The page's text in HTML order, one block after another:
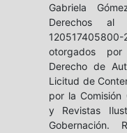
Gabriela
Derechos al
otorgados
Derecho de
Licitud de
por la Comisión
y Revistas
Gobernación.